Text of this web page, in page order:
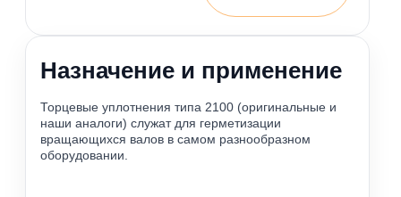
Назначение и применение
Торцевые уплотнения типа 2100 (оригинальные и
наши аналоги) служат для герметизации
вращающихся валов в самом разнообразном
оборудовании.